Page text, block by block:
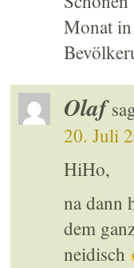
Monat in
Olaf
20. Juli
HiHo,
na dann
dem
neidisch